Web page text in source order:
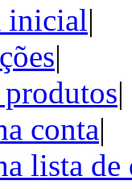
inicial|
|
|
conta|
lista de